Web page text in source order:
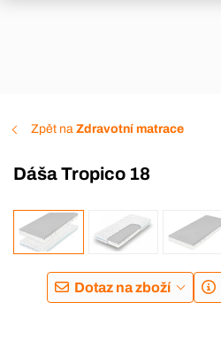
Zpět na Zdravotní matrace
Dáša Tropico 18
DOPRAVA ZDARMA
Dotaz na zboží